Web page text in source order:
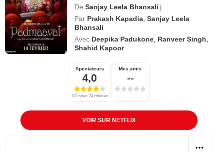
De Sanjay Leela Bhansali |
Par Prakash Kapadia ,Sanjay Leela
Bhansali
Avec Deepika Padukone Ranveer Singh
Shahid Kapoor
Spectateurs
4,0
182 notes, 24 critiques
Mes amis
--
VOIR SUR NETFLIX